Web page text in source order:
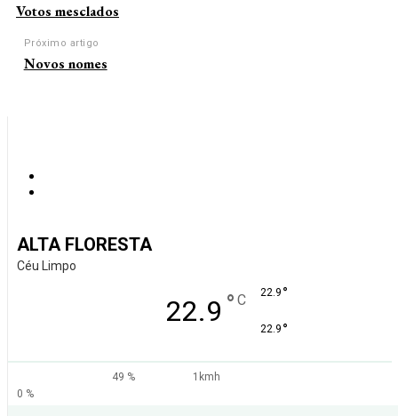
Votos mesclados
Próximo artigo
Novos nomes
ALTA FLORESTA
Céu Limpo
22.9 ° C 22.9 °
22.9 °
49 %
1kmh
0 %